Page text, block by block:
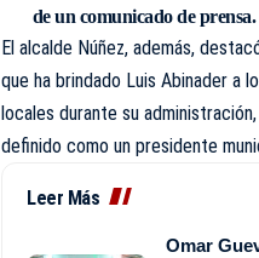
de un comunicado de prensa.
El alcalde Núñez, además,
que ha brindado Luis Abinader a
locales durante su
definido como un presidente
Leer Más
Omar